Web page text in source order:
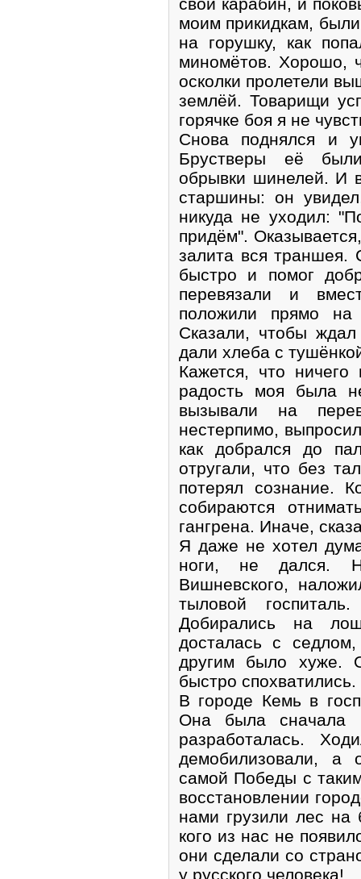
моим прикидкам,
на горушку, как
миномётов. Хорошо,
осколки пролетели
землёй. Товарищи
горячке боя я не
Снова поднялся и
Брустверы её
обрывки шинелей. И
старшины: он
никуда не уходил:
придём".
залита вся траншея.
быстро и помог
перевязали и
положили прямо
Сказали, чтобы
дали хлеба с
Кажется, что
радость моя была
вызывали на
нестерпимо,
как добрался до
отругали, что без
потерял сознание.
собираются
гангрена. Иначе,
Я даже не хотел
ноги, не дался.
Вишневского,
тыловой
Добирались на
досталась с
другим было хуже.
быстро спохватились.
В городе Кемь в
Она была сначала
разработалась.
демобилизовали, а
самой Победы с
восстановлении
нами грузили лес
кого из нас не
они сделали со
у русского человека!